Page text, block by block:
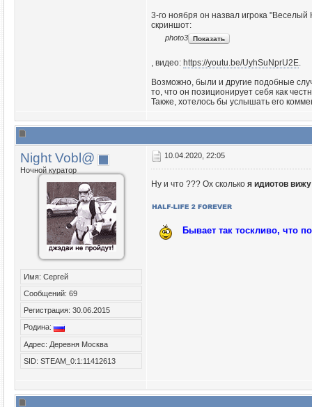
3-го ноября он назвал игрока
скриншот:
photo3
, видео: https://youtu.be/UyhSuNprU2E.
Возможно, были и другие подобные
то, что он позиционирует себя как
Также, хотелось бы услышать его
Night Vobl@
Ночной куратор
Имя: Сергей
Сообщений: 69
Регистрация: 30.06.2015
Родина:
Адрес: Деревня Москва
SID: STEAM_0:1:11412613
10.04.2020, 22:05
Ну и что ??? Ох сколько я идиотов вижу
Бывает так тоскливо, что